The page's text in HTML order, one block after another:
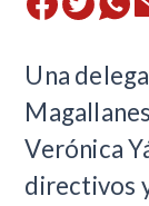
Una
Verónica
directivos